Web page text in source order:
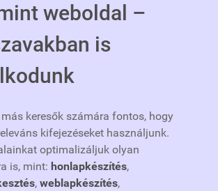
weboldal –
is
keresők számára fontos, hogy
kifejezéseket használjunk.
optimalizáljuk olyan
is, mint: honlapkészítés,
, weblapkészítés,